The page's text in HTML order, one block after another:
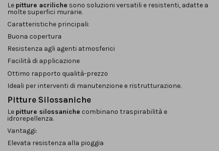
Le pitture acriliche sono soluzioni versatili e resistenti, adatte a
molte superfici murarie.
Caratteristiche principali:
Buona copertura
Resistenza agli agenti atmosferici
Facilità di applicazione
Ottimo rapporto qualità-prezzo
Ideali per interventi di manutenzione e ristrutturazione.
Pitture Silossaniche
Le pitture silossaniche combinano traspirabilità e
idrorepellenza.
Vantaggi:
Elevata resistenza alla pioggia